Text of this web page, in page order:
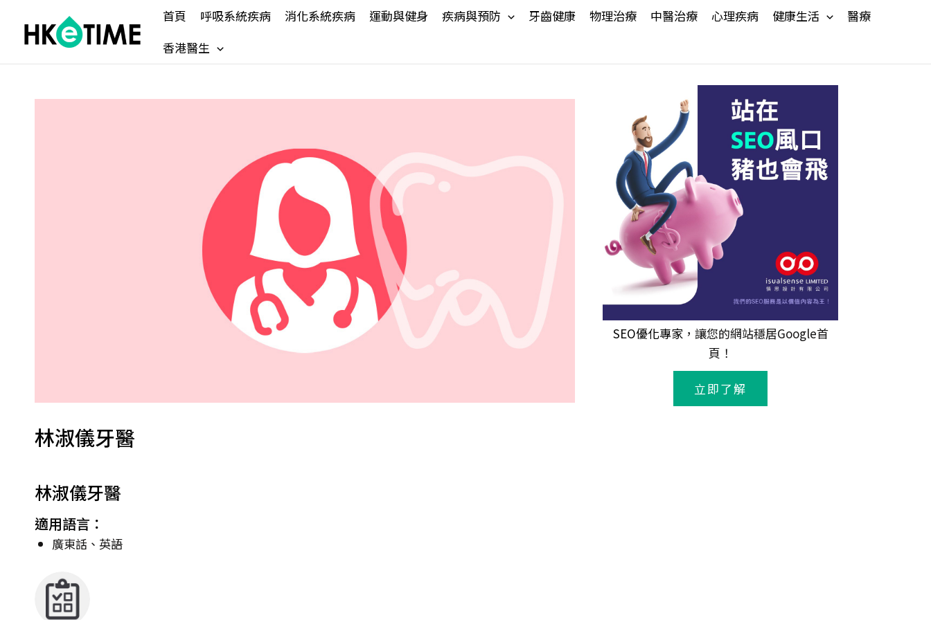
content
首頁 呼吸系統疾病 消化系統疾病 運動與健身 疾病與預防 牙齒健康 物理治療 中醫治療 心理疾病 健康生活
醫療
香港醫生
林淑儀牙醫
林淑儀牙醫
適用語言：
廣東話、英語
SEO優化專家，讓您的網站穩居Google首
頁！
立即了解